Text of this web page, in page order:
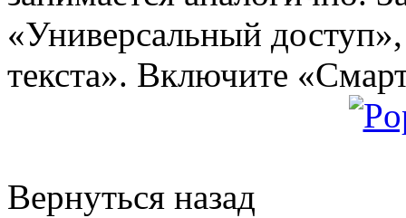
«Универсальный
текста». Включите
Вернуться назад